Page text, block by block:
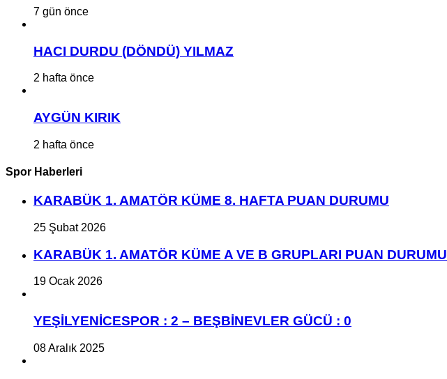
7 gün önce
HACI DURDU (DÖNDÜ) YILMAZ
2 hafta önce
AYGÜN KIRIK
2 hafta önce
Spor Haberleri
KARABÜK 1. AMATÖR KÜME 8. HAFTA PUAN DURUMU
25 Şubat 2026
KARABÜK 1. AMATÖR KÜME A VE B GRUPLARI PUAN DURUMU
19 Ocak 2026
YEŞİLYENİCESPOR : 2 – BEŞBİNEVLER GÜCÜ : 0
08 Aralık 2025